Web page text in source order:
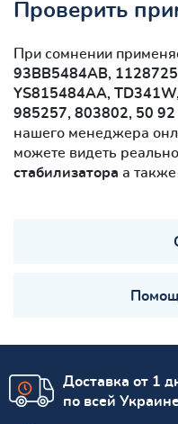
Проверить
При сомнении
93BB5484AB,
YS815484AA,
985257, 803802, 50 92
нашего менеджера
можете видеть
стабилизатора а
Доставка от 1
по всей